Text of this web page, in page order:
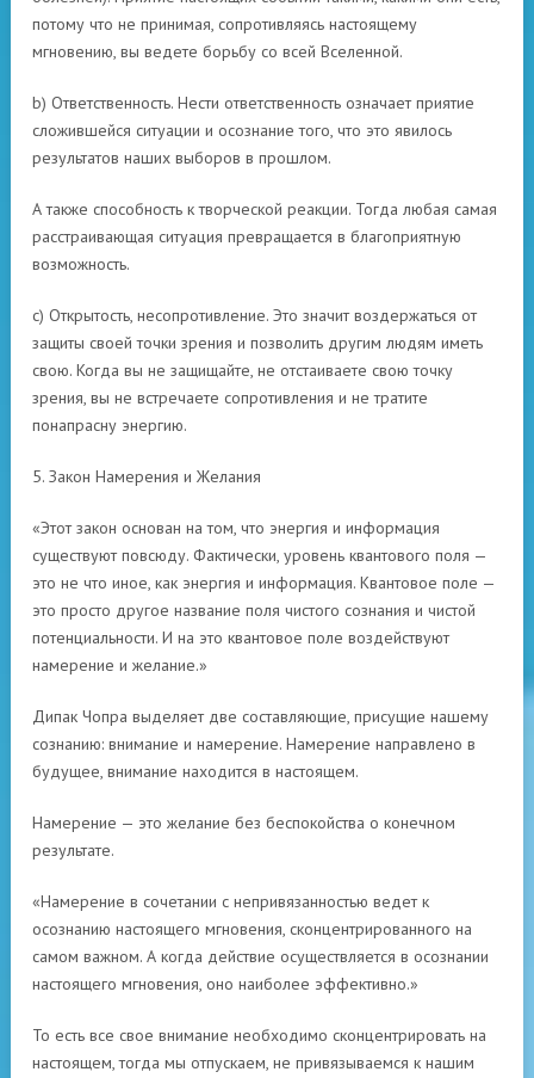
потому что не принимая, сопротивляясь настоящему
мгновению, вы ведете борьбу со всей Вселенной.
b) Ответственность. Нести ответственность означает приятие
сложившейся ситуации и осознание того, что это явилось
результатов наших выборов в прошлом.
А также способность к творческой реакции. Тогда любая самая
расстраивающая ситуация превращается в благоприятную
возможность.
c) Открытость, несопротивление. Это значит воздержаться от
защиты своей точки зрения и позволить другим людям иметь
свою. Когда вы не защищайте, не отстаиваете свою точку
зрения, вы не встречаете сопротивления и не тратите
понапрасну энергию.
5. Закон Намерения и Желания
«Этот закон основан на том, что энергия и информация
существуют повсюду. Фактически, уровень квантового поля —
это не что иное, как энергия и информация. Квантовое поле —
это просто другое название поля чистого сознания и чистой
потенциальности. И на это квантовое поле воздействуют
намерение и желание.»
Дипак Чопра выделяет две составляющие, присущие нашему
сознанию: внимание и намерение. Намерение направлено в
будущее, внимание находится в настоящем.
Намерение — это желание без беспокойства о конечном
результате.
«Намерение в сочетании с непривязанностью ведет к
осознанию настоящего мгновения, сконцентрированного на
самом важном. А когда действие осуществляется в осознании
настоящего мгновения, оно наиболее эффективно.»
То есть все свое внимание необходимо сконцентрировать на
настоящем, тогда мы отпускаем, не привязываемся к нашим